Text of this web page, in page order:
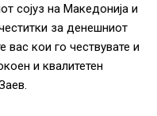
сојуз на Македонија и
за денешниот
вас кои го чествувате и
и квалитетен